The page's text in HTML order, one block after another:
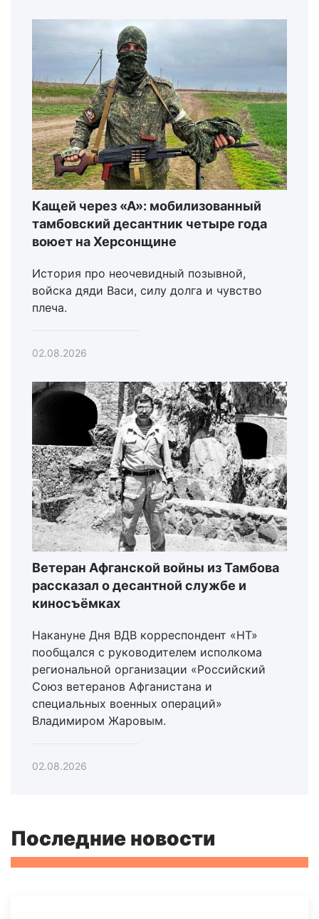
Кащей через «А»: мобилизованный
тамбовский десантник четыре года
воюет на Херсонщине
История про неочевидный позывной,
войска дяди Васи, силу долга и чувство
плеча.
02.08.2026
Ветеран Афганской войны из Тамбова
рассказал о десантной службе и
киносъёмках
Накануне Дня ВДВ корреспондент «НТ»
пообщался с руководителем исполкома
региональной организации «Российский
Союз ветеранов Афганистана и
специальных военных операций»
Владимиром Жаровым.
02.08.2026
Последние новости